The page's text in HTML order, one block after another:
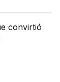
convirtió